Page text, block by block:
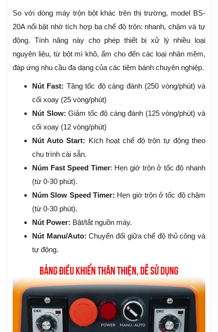
So với dòng máy trộn bột khác trên thị trường, model BS-
20A nổi bật nhờ tích hợp ba chế độ trộn: nhanh, chậm và tự
động. Tính năng này cho phép thiết bị xử lý nhiều loại
nguyên liệu, từ bột mì khô, ẩm cho đến các loại nhân mềm,
đáp ứng nhu cầu đa dạng của các tiệm bánh chuyên nghiệp.
Nút Fast: Tăng tốc độ càng đánh (250 vòng/phút) và
cối xoay (25 vòng/phút)
Nút Slow: Giảm tốc độ càng đánh (125 vòng/phút) và
cối xoay (12 vòng/phút)
Nút Auto Start: Kích hoạt chế độ trộn tự động theo
chu trình cài sẵn.
Núm Fast Speed Timer: Hẹn giờ trộn ở tốc độ nhanh
(từ 0-30 phút).
Núm Slow Speed Timer: Hẹn giờ trộn ở tốc độ chậm
(từ 0-30 phút).
Nút Power: Bật/tắt nguồn máy.
Nút Manu/Auto: Chuyển đổi giữa chế độ thủ công và
tự động.